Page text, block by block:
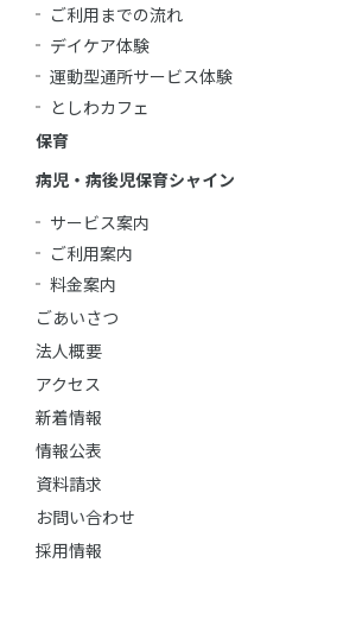
ご利用までの流れ
デイケア体験
運動型通所サービス体験
としわカフェ
保育
病児・病後児保育シャイン
サービス案内
ご利用案内
料金案内
ごあいさつ
法人概要
アクセス
新着情報
情報公表
資料請求
お問い合わせ
採用情報